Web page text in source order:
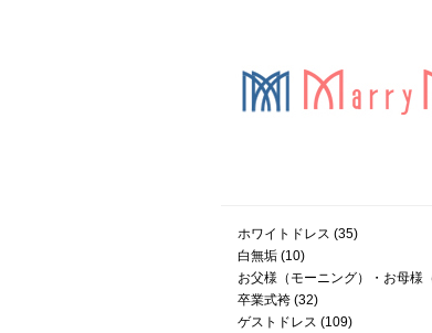
ホワイトドレス (35)
白無垢(10)
お父様（モーニング）・お母様
卒業式袴(32)
ゲストドレス (109)